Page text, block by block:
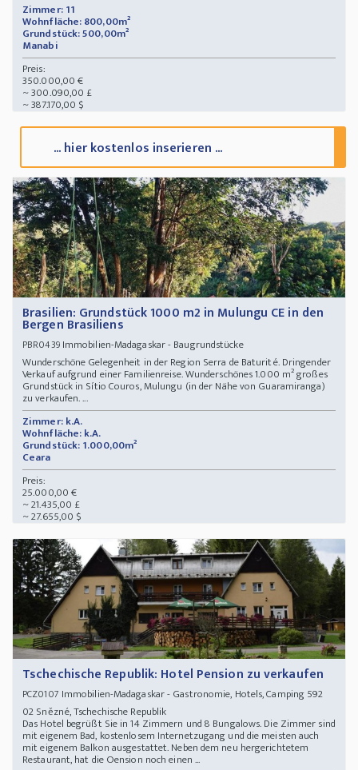
Zimmer: 11
Wohnfläche: 800,00m²
Grundstück: 500,00m²
Manabi
Preis:
350.000,00 €
~ 300.090,00 £
~ 387.170,00 $
... hier kostenlos inserieren ...
Brasilien: Grundstück 1000 m2 in Mulungu CE in den
Bergen Brasiliens
PBR0439Immobilien-Madagaskar - Baugrundstücke
Wunderschöne Gelegenheit in der Region Serra de Baturité. Dringender
Verkauf aufgrund einer Familienreise. Wunderschönes 1.000 m² großes
Grundstück in Sítio Couros, Mulungu (in der Nähe von Guaramiranga)
zu verkaufen. ...
Zimmer: k.A.
Wohnfläche: k.A.
Grundstück: 1.000,00m²
Ceara
Preis:
25.000,00 €
~ 21.435,00 £
~ 27.655,00 $
Tschechische Republik: Hotel Pension zu verkaufen
PCZ0107 Immobilien-Madagaskar - Gastronomie, Hotels, Camping 592
02 Snězné, Tschechische Republik
Das Hotel begrüßt Sie in 14 Zimmern und 8 Bungalows. Die Zimmer sind
mit eigenem Bad, kostenlosem Internetzugang und die meisten auch
mit eigenem Balkon ausgestattet. Neben dem neu hergerichtetem
Restaurant, hat die Oension noch einen ...